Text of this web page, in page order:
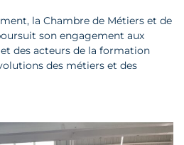
la Chambre de Métiers et de
son engagement aux
des acteurs de la formation
des métiers et des